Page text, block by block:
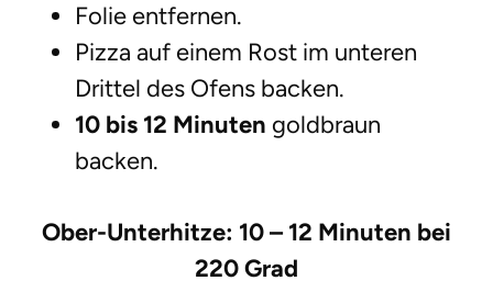
Folie entfernen.
Pizza auf einem Rost im unteren
Drittel des Ofens backen.
10 bis 12 Minuten goldbraun
backen.
Ober-Unterhitze: 10 – 12 Minuten bei
220 Grad